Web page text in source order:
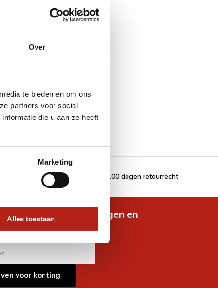
Over
te bieden en om ons
partners voor social
die u aan ze heeft
Marketing
Alles toestaan
100 dagen retourrecht
nieuwste aanbiedingen en
voor korting